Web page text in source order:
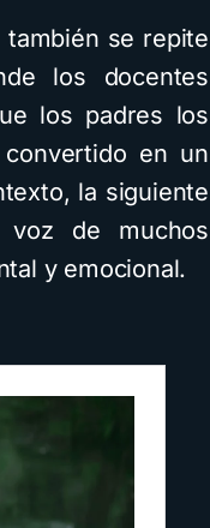
se repite
los docentes
los padres los
en un
la siguiente
voz de muchos
y emocional.